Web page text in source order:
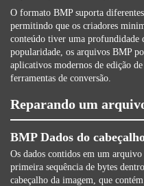
O formato BMP suporta
permitindo que os criadores
conteúdo tiver uma profundidade
popularidade, os arquivos BMP
aplicativos modernos de edição
ferramentas de conversão.
Reparando um
BMP Dados do
Os dados contidos em um
primeira sequência de bytes
cabeçalho da imagem, que